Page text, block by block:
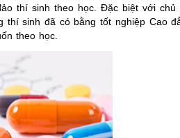
thí sinh theo học. Đặc biệt với chủ
thí sinh đã có bằng tốt nghiệp Cao
theo học.